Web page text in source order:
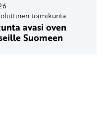
toimikunta
avasi oven
Suomeen